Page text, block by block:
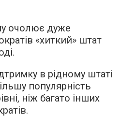
очолює дуже
«хиткий» штат
в рідному штаті
популярність
ніж багато інших